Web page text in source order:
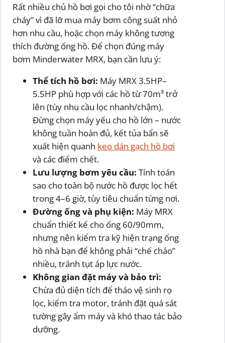
Rất nhiều chủ hồ bơi gọi cho tôi nhờ “chữa
cháy” vì đã lỡ mua máy bơm công suất nhỏ
hơn nhu cầu, hoặc chọn máy không tương
thích đường ống hồ. Để chọn đúng máy
bơm Minderwater MRX, bạn cần lưu ý:
Thể tích hồ bơi: Máy MRX 3.5HP–
5.5HP phù hợp với các hồ từ 70m³ trở
lên (tùy nhu cầu lọc nhanh/chậm).
Đừng chọn máy yếu cho hồ lớn – nước
không tuần hoàn đủ, kết tủa bẩn sẽ
xuất hiện quanh keo dán gạch hồ bơi
và các điểm chết.
Lưu lượng bơm yêu cầu: Tính toán
sao cho toàn bộ nước hồ được lọc hết
trong 4–6 giờ, tùy tiêu chuẩn từng nơi.
Đường ống và phụ kiện: Máy MRX
chuẩn thiết kế cho ống 60/90mm,
nhưng nên kiểm tra kỹ hiện trạng ống
hồ nhà bạn để không phải “chế cháo”
nhiều, tránh tụt áp lực nước.
Không gian đặt máy và bảo trì:
Chừa đủ diện tích để tháo vệ sinh rọ
lọc, kiểm tra motor, tránh đặt quá sát
tường gây ẩm máy và khó thao tác bảo
dưỡng.